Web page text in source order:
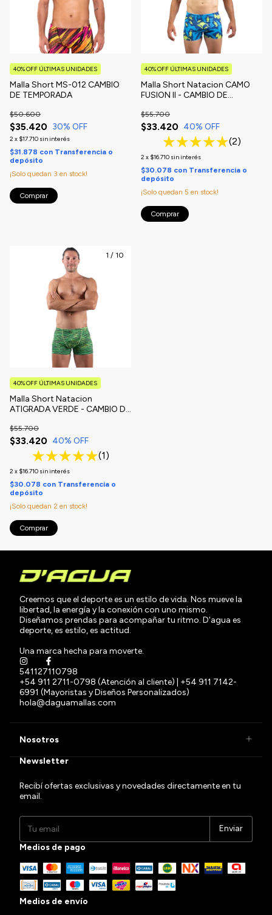
Malla Short MS-012 CAMBIO
DE TEMPORADA
$35.420
$50.600
30% OFF
2 x $17.710 sin interés
40% OFF ÚLTIMAS UNIDADES
$31.878 con Transferencia o
depósito
¡Solo quedan 3 en stock!
Comprar
Malla Short Natacion CAMO
FUSION II - CAMBIO DE
$33.420
$55.700
40% OFF
(2)
2 x $16.710 sin interés
40% OFF ÚLTIMAS UNIDADES
$30.078 con Transferencia o
depósito
¡Solo quedan 5 en stock!
Comprar
1 / 10
Malla Short Natacion
ATIGRADA VERDE - CAMBIO DE
$33.420
$55.700
40% OFF
(1)
2 x $16.710 sin interés
40% OFF ÚLTIMAS UNIDADES
$30.078 con Transferencia o
depósito
¡Solo quedan 2 en stock!
Comprar
Creemos que el deporte es un estilo de vida. Nos mueve la
libertad, la energía y la conexión con uno mismo.
Diseñamos prendas para acompañar tu ritmo. D'agua es
deporte, es estilo, es actitud.
Una marca hecha para moverte.
541127110798
+54 911 2711-0798 (Atención al cliente) | +54 911 7142-
6991 (Mayoristas y Diseños Personalizados)
hola@daguamallas.com
Nosotros
Newsletter
Recibí ofertas exclusivas y novedades directamente en tu
email.
Medios de pago
Medios de envío